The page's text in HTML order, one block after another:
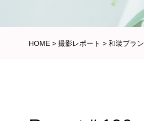
HOME > 撮影レポート > 和装プラン